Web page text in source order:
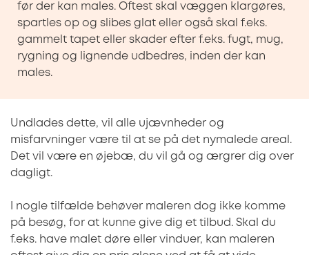
før der kan males. Oftest skal væggen klargøres,
spartles op og slibes glat eller også skal f.eks.
gammelt tapet eller skader efter f.eks. fugt, mug,
rygning og lignende udbedres, inden der kan
males.
Undlades dette, vil alle ujævnheder og
misfarvninger være til at se på det nymalede areal.
Det vil være en øjebæ, du vil gå og ærgrer dig over
dagligt.
I nogle tilfælde behøver maleren dog ikke komme
på besøg, for at kunne give dig et tilbud. Skal du
f.eks. have malet døre eller vinduer, kan maleren